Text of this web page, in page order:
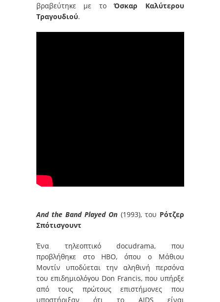
βραβεύτηκε με τοΌσκαρ Καλύτερου
Τραγουδιού.
And the Band Played On (1993), του Ρότζερ
Σπότισγουντ
Ένα τηλεοπτικό docudrama, που
προβλήθηκε στο HBO, όπου ο Μάθιου
Μοντίν υποδύεται την αληθινή περσόνα
του επιδημιολόγου Don Francis, που υπήρξε
από τους πρώτους επιστήμονες που
υποστήριξαν ότι το AIDS είναι